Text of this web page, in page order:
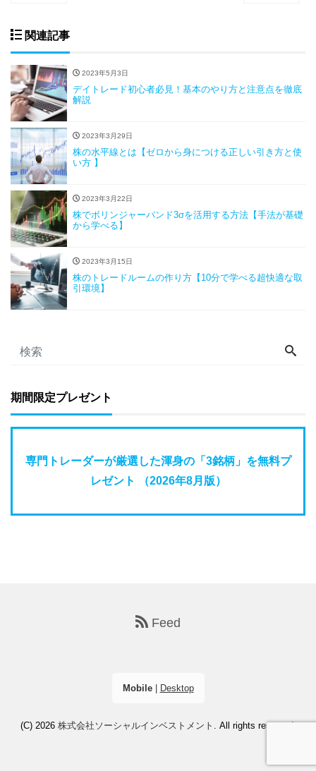
関連記事
2023年5月3日
デイトレード初心者必見！基本のやり方と注意点を徹底
解説
2023年3月29日
株の水平線とは【ゼロから身につける正しい引き方と使
い方 】
2023年3月22日
株でボリンジャーバンド3σを活用する方法【手法が基礎
から学べる】
2023年3月15日
株のトレードルームの作り方【10分で学べる超快適な取
引環境】
期間限定プレゼント
専門トレーダーが厳選した渾身の「3銘柄」を無料プ
レゼント （2026年8月版）
Feed
Mobile| Desktop
(C) 2026 株式会社ソーシャルインベストメント . All rights reserved.